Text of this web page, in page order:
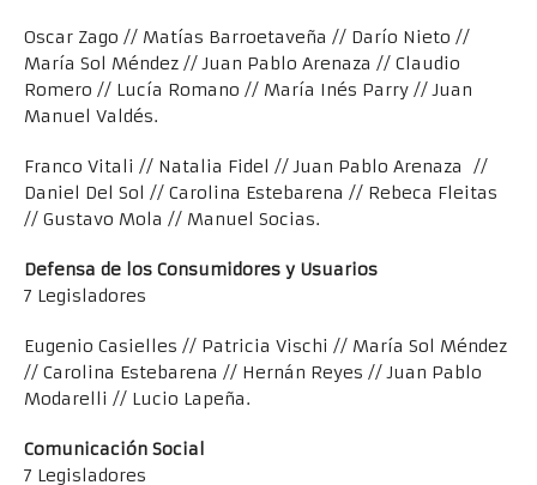
Oscar Zago // Matías Barroetaveña // Darío Nieto //
María Sol Méndez // Juan Pablo Arenaza // Claudio
Romero // Lucía Romano // María Inés Parry // Juan
Manuel Valdés.
Franco Vitali // Natalia Fidel // Juan Pablo Arenaza //
Daniel Del Sol // Carolina Estebarena // Rebeca Fleitas
// Gustavo Mola // Manuel Socias.
Defensa de los Consumidores y Usuarios
7 Legisladores
Eugenio Casielles // Patricia Vischi // María Sol Méndez
// Carolina Estebarena // Hernán Reyes // Juan Pablo
Modarelli // Lucio Lapeña.
Comunicación Social
7 Legisladores